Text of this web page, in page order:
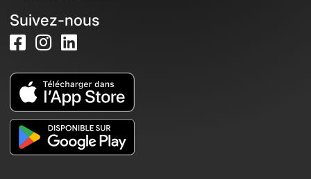
Suivez-nous